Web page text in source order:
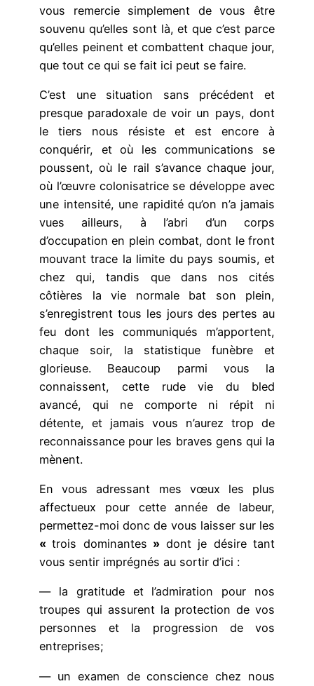
vous remercie simplement de vous être
souvenu qu’elles sont là, et que c’est parce
qu’elles peinent et combattent chaque jour,
que tout ce qui se fait ici peut se faire.
C’est une situation sans précédent et
presque paradoxale de voir un pays, dont
le tiers nous résiste et est encore à
conquérir, et où les communications se
poussent, où le rail s’avance chaque jour,
où l’œuvre colonisatrice se développe avec
une intensité, une rapidité qu’on n’a jamais
vues ailleurs, à l’abri d’un corps
d’occupation en plein combat, dont le front
mouvant trace la limite du pays soumis, et
chez qui, tandis que dans nos cités
côtières la vie normale bat son plein,
s’enregistrent tous les jours des pertes au
feu dont les communiqués m’apportent,
chaque soir, la statistique funèbre et
glorieuse. Beaucoup parmi vous la
connaissent, cette rude vie du bled
avancé, qui ne comporte ni répit ni
détente, et jamais vous n’aurez trop de
reconnaissance pour les braves gens qui la
mènent.
En vous adressant mes vœux les plus
affectueux pour cette année de labeur,
permettez-moi donc de vous laisser sur les
«trois dominantes » dont je désire tant
vous sentir imprégnés au sortir d’ici :
— la gratitude et l’admiration pour nos
troupes qui assurent la protection de vos
personnes et la progression de vos
entreprises;
— un examen de conscience chez nous